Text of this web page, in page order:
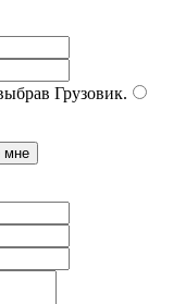
Грузовик.